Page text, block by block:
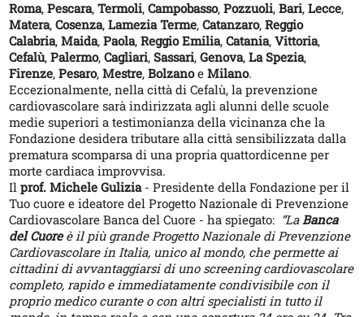
Roma,Pescara,Termoli,Campobasso,Pozzuoli,Bari,Lecce,
Matera,Cosenza,Lamezia Terme,Catanzaro,Reggio
Calabria,Maida,Paola,Reggio Emilia,Catania,Vittoria,
Cefalù,Palermo,Cagliari,Sassari,Genova, La Spezia,
Firenze,Pesaro,Mestre,BolzanoeMilano.
Eccezionalmente, nella città di Cefalù, la prevenzione
cardiovascolare sarà indirizzata agli alunni delle scuole
medie superiori a testimonianza della vicinanza che la
Fondazione desidera tributare alla città sensibilizzata dalla
prematura scomparsa di una propria quattordicenne per
morte cardiaca improvvisa.
Il prof. Michele Gulizia - Presidente della Fondazione per il
Tuo cuore e ideatore del Progetto Nazionale di Prevenzione
Cardiovascolare Banca del Cuore - ha spiegato: “LaBanca
del Cuoreè il più grande Progetto Nazionale di Prevenzione
Cardiovascolare in Italia, unico al mondo, che permette ai
cittadini di avvantaggiarsi di uno screening cardiovascolare
completo, rapido e immediatamente condivisibile con il
proprio medico curante o con altri specialisti in tutto il